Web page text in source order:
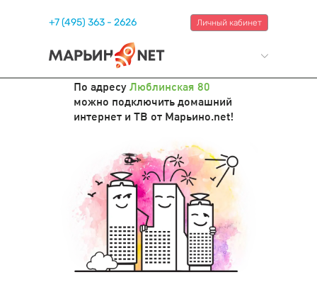
+7 (495) 363 - 2626 Личный кабинет
По адресуЛюблинская 80
можно подключить домашний
интернет и ТВ от Марьино.net!